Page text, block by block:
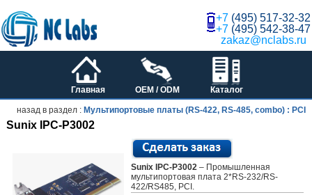
+7 (495) 517-32-32
+7 (495) 542-38-47
zakaz@nclabs.ru
Главная OEM / ODM Каталог
назад в раздел : Мультипортовые платы (RS-422, RS-485, combo) : PCI
Sunix IPC-P3002
Sunix IPC-P3002– Промышленная
мультипортовая плата 2*RS-232/RS-
422/RS485, PCI.